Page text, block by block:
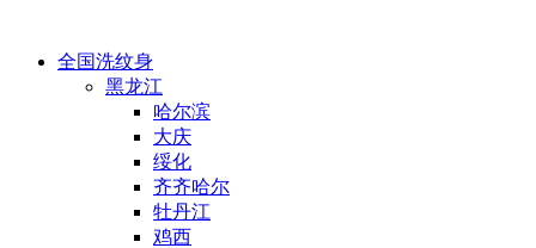
全国洗纹身
黑龙江
哈尔滨
大庆
绥化
齐齐哈尔
牡丹江
鸡西